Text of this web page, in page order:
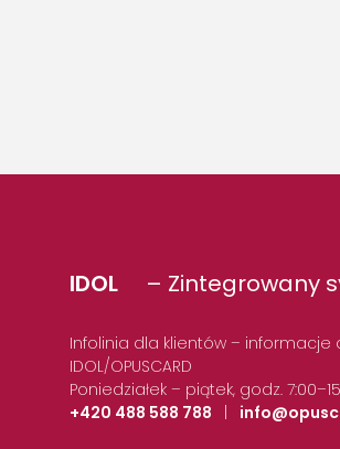
IDOL – Zintegrowany
Infolinia dla klientów – informacje
IDOL/OPUSCARD
Poniedziałek – piątek, godz.
+420 488 588 788
|